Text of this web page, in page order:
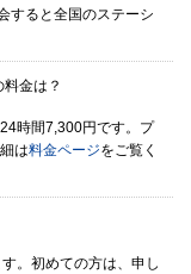
すると全国のステーシ
金は？
時間7,300円です。プ
は料金ページをご覧く
。初めての方は、申し